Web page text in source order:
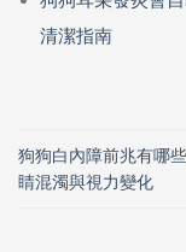
清潔指南
狗狗白內障前兆有哪
睛混濁與視力變化